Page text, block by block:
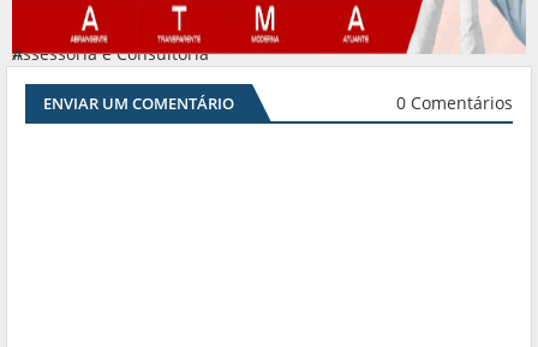
Assessoria e Consultoria
#
ENVIAR UM COMENTÁRIO 0 Comentários